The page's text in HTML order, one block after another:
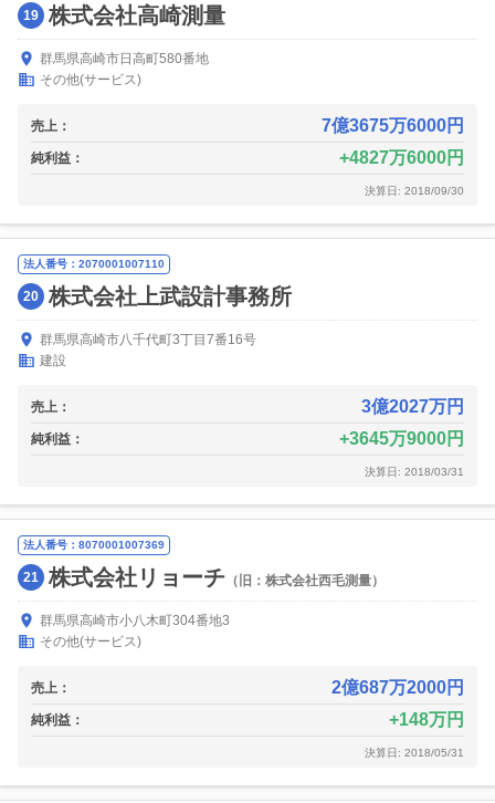
19 株式会社高崎測量
群馬県高崎市日高町580番地
その他(サービス)
売上： 7億3675万6000円
純利益： 4827万6000円
決算日: 2018/09/30
法人番号：2070001007110
20 株式会社上武設計事務所
群馬県高崎市八千代町3丁目7番16号
建設
売上： 3億2027万円
純利益： 3645万9000円
決算日: 2018/03/31
法人番号：8070001007369
21 株式会社リョーチ （旧：株式会社西毛測量）
群馬県高崎市小八木町304番地3
その他(サービス)
売上： 2億687万2000円
純利益： 148万円
決算日: 2018/05/31